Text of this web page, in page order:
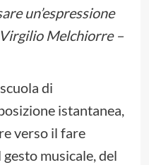
un’espressione
Melchiorre –
di
istantanea,
verso il fare
musicale, del